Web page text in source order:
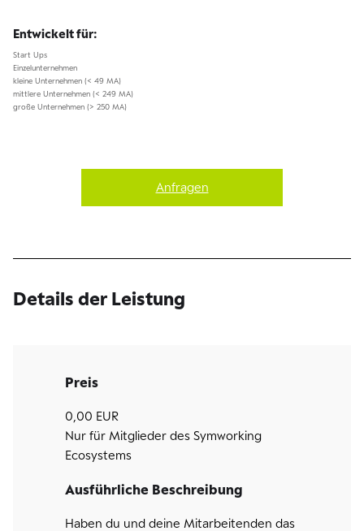
Entwickelt für:
Start Ups
Einzelunternehmen
kleine Unternehmen (< 49 MA)
mittlere Unternehmen (< 249 MA)
große Unternehmen (> 250 MA)
Anfragen
Details der Leistung
Preis
0,00 EUR
Nur für Mitglieder des Symworking
Ecosystems
Ausführliche Beschreibung
Haben du und deine Mitarbeitenden das